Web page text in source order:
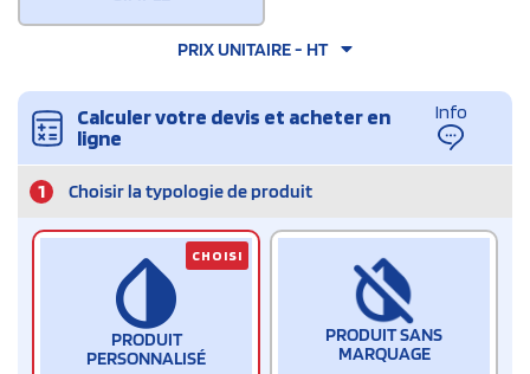
PRIX UNITAIRE - HT
Calculer votre devis et acheter en
ligne
Info
1 Choisir la typologie de produit
PRODUIT
PERSONNALISÉ
CHOISI
PRODUIT SANS
MARQUAGE